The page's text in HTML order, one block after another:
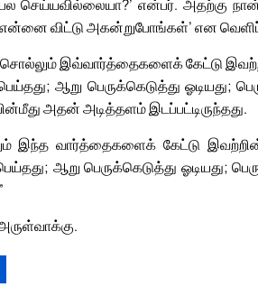
செய்யவில்லையா?’ என்பர். அதற்கு நான்
விட்டு அகன்றுபோங்கள்’ என
இவ்வார்த்தைகளைக் கேட்டு
ஆறு பெருக்கெடுத்து ஓடியது;
அதன் அடித்தளம் இடப்பட்டிருந்தது.
இந்த வார்த்தைகளைக் கேட்டு
ஆறு பெருக்கெடுத்து ஓடியது;